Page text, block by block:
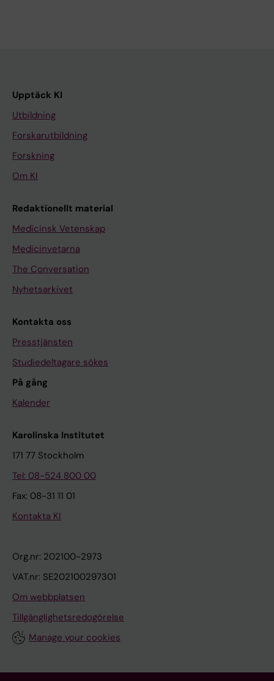
Upptäck KI
Utbildning
Forskarutbildning
Forskning
Om KI
Redaktionellt material
Medicinsk Vetenskap
Medicinvetarna
The Conversation
Nyhetsarkivet
Kontakta oss
Presstjänsten
Studiedeltagare sökes
På gång
Kalender
Karolinska Institutet
171 77 Stockholm
Tel: 08-524 800 00
Fax: 08-31 11 01
Kontakta KI
Org.nr: 202100-2973
VAT.nr: SE202100297301
Om webbplatsen
Tillgänglighetsredogörelse
Manage your cookies